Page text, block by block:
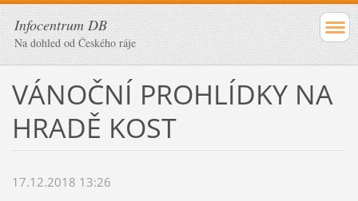
Infocentrum DB
Na dohled od Českého ráje
VÁNOČNÍ PROHLÍDKY NA
HRADĚ KOST
17.12.2018 13:26